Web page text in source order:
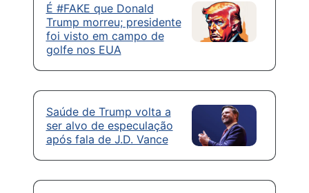
É #FAKE que Donald
Trump morreu; presidente
foi visto em campo de
golfe nos EUA
Saúde de Trump volta a
ser alvo de especulação
após fala de J.D. Vance